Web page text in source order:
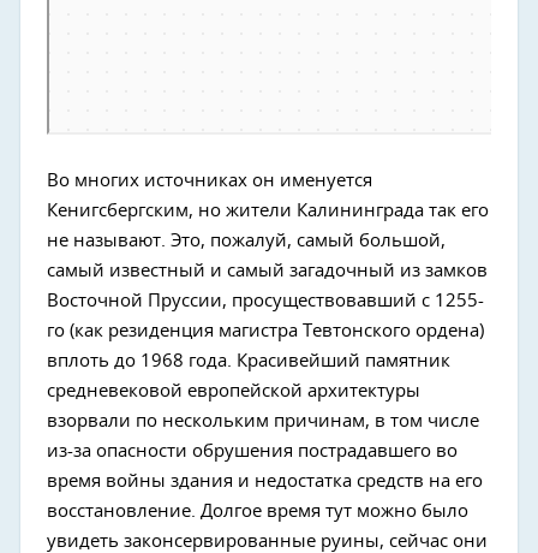
Во многих источниках он именуется
Кенигсбергским, но жители Калининграда так его
не называют. Это, пожалуй, самый большой,
самый известный и самый загадочный из замков
Восточной Пруссии, просуществовавший с 1255-
го (как резиденция магистра Тевтонского ордена)
вплоть до 1968 года. Красивейший памятник
средневековой европейской архитектуры
взорвали по нескольким причинам, в том числе
из-за опасности обрушения пострадавшего во
время войны здания и недостатка средств на его
восстановление. Долгое время тут можно было
увидеть законсервированные руины, сейчас они